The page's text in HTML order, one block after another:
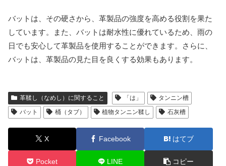
バットは、その硬さから、革製品の強度を高める役割を果た
しています。また、バットは耐水性に優れているため、雨の
日でも安心して革製品を使用することができます。さらに、
バットは、革製品の見た目を良くする効果もあります。
革鞣し（なめし）に関すること 「は」
タンニン槽
バット
桶（タブ） 植物タンニン鞣し 石灰槽
X Facebook はてブ
Pocket LINE コピー